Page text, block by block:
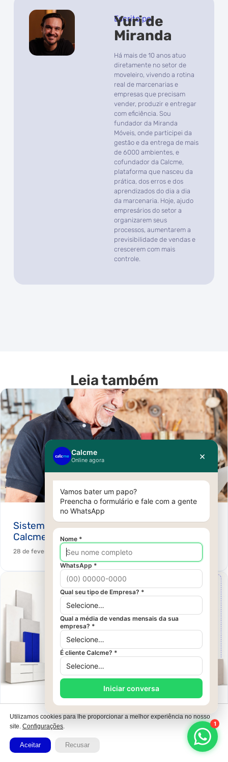
Escrito por
Yuri de
Miranda
Há mais de 10 anos atuo
diretamente no setor de
moveleiro, vivendo a rotina
real de marcenarias e
empresas que precisam
vender, produzir e entregar
com eficiência. Sou
fundador da Miranda
Móveis, onde participei da
gestão e da entrega de mais
de 6000 ambientes, e
cofundador da Calcme,
plataforma que nasceu da
prática, dos erros e dos
aprendizados do dia a dia
da marcenaria. Hoje, ajudo
empresários do setor a
organizarem seus
processos, aumentarem a
previsibilidade de vendas e
crescerem com mais
controle.
Leia também
Sistema ERP para marcenaria: Conheça a
Calcme
28 de fevereiro de 2025
Montagem profissional: como proteger a
margem da marcenaria
Utilizamos cookies para lhe proporcionar a melhor experiência no nosso
site. Configurações.
Aceitar Recusar